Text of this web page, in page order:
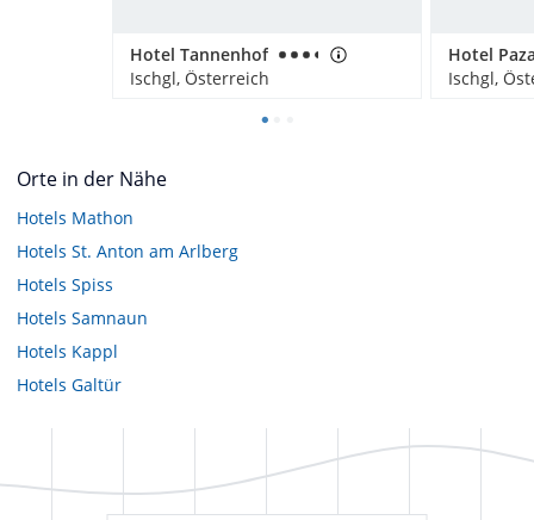
Hotel Tannenhof
Ischgl, Österreich
Hotel
Ischgl,
Orte in der Nähe
Hotels Mathon
Hotels St. Anton am Arlberg
Hotels Spiss
Hotels Samnaun
Hotels Kappl
Hotels Galtür